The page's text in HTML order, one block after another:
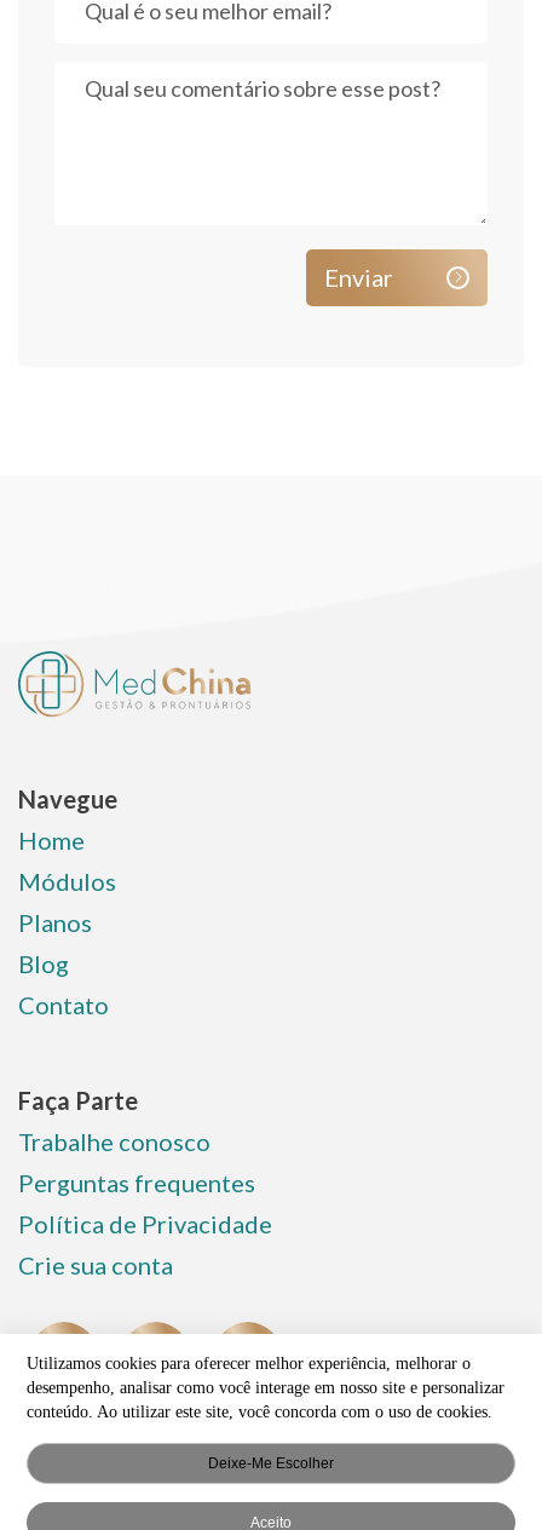
Enviar
Navegue
Home
Módulos
Planos
Blog
Contato
Faça Parte
Trabalhe conosco
Perguntas frequentes
Política de Privacidade
Crie sua conta
Utilizamos cookies para oferecer melhor experiência, melhorar o
desempenho, analisar como você interage em nosso site e personalizar
conteúdo. Ao utilizar este site, você concorda com o uso de cookies.
Deixe-Me Escolher
Aceito